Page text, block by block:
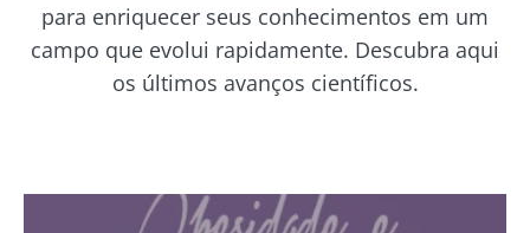
para enriquecer seus conhecimentos em um
campo que evolui rapidamente. Descubra aqui
os últimos avanços científicos.